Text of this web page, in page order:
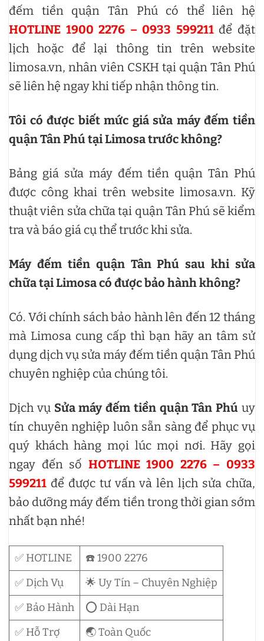
Sửa máy đếm tiền đường Chân Lý
Sửa máy đếm tiền đường Chế Lan Viên
Sửa máy đếm tiền đường Chu Thiên
Sửa máy đếm tiền đường Chu Văn An
Sửa máy đếm tiền đường Đàm Thận Huy
Sửa máy đếm tiền đường Dân Tộc
Sửa máy đếm tiền đường Điện Cao Thế
Sửa máy đếm tiền đường Diệp Minh Châu
Sửa máy đếm tiền đường Đinh Liệt
Sửa máy đếm tiền đường Đỗ Bí
Sửa máy đếm tiền đường Đô Đốc Chấn
Sửa máy đếm tiền đường Đô Đốc Lộc
Sửa máy đếm tiền đường Đô Đốc Long
Sửa máy đếm tiền đường Đô Đốc Thủ
Sửa máy đếm tiền đường Đỗ Đức Dục
Sửa máy đếm tiền đường Đỗ Nhuận
Sửa máy đếm tiền đường Đỗ Thị Tâm
Sửa máy đếm tiền đường Đỗ Thừa Luông
Sửa máy đếm tiền đường Đỗ Thừa Tự
Sửa máy đếm tiền đường Đoàn Giỏi
Sửa máy đếm tiền đường Đoàn Hồng Phước
Sửa máy đếm tiền đường Đoàn Kết
Sửa máy đếm tiền đường Độc Lập
đếm tiền quận Tân Phú có thể liên hệ
HOTLINE 1900 2276 – 0933 599211để đặt
lịch hoặc để lại thông tin trên website
limosa.vn, nhân viên CSKH tại quận Tân Phú
sẽ liên hệ ngay khi tiếp nhận thông tin.
Tôi có được biết mức giá sửa máy đếm tiền
quận Tân Phú tại Limosa trước không?
Bảng giá sửa máy đếm tiền quận Tân Phú
được công khai trên website limosa.vn. Kỹ
thuật viên sửa chữa tại quận Tân Phú sẽ kiểm
tra và báo giá cụ thể trước khi sửa.
Máy đếm tiền quận Tân Phú sau khi sửa
chữa tại Limosa có được bảo hành không?
Có. Với chính sách bảo hành lên đến 12 tháng
mà Limosa cung cấp thì bạn hãy an tâm sử
dụng dịch vụ sửa máy đếm tiền quận Tân Phú
chuyên nghiệp của chúng tôi.
Dịch vụ Sửa máy đếm tiền quận Tân Phú uy
tín chuyên nghiệp luôn sẵn sàng để phục vụ
quý khách hàng mọi lúc mọi nơi. Hãy gọi
ngay đến số HOTLINE 1900 2276 – 0933
599211 để được tư vấn và lên lịch sửa chữa,
bảo dưỡng máy đếm tiền trong thời gian sớm
nhất bạn nhé!
✅ HOTLINE
☎️ 1900 2276
✅ Dịch Vụ
🌟 Uy Tín – Chuyên Nghiệp
✅ Bảo Hành
⭕ Dài Hạn
✅ Hỗ Trợ
🌏 Toàn Quốc